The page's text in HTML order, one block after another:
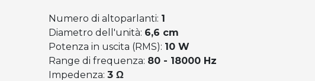
Numero di altoparlanti: 1
Diametro dell'unità: 6,6 cm
Potenza in uscita (RMS): 10 W
Range di frequenza: 80 - 18000 Hz
Impedenza:3 Ω